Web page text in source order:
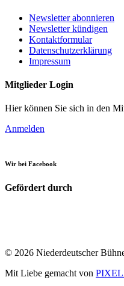
Newsletter abonnieren
Newsletter kündigen
Kontaktformular
Datenschutzerklärung
Impressum
Mitglieder Login
Hier können Sie sich in den
Anmelden
Wir bei Facebook
Gefördert durch
© 2026 Niederdeutscher
Mit Liebe gemacht von